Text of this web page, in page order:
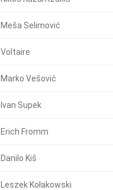
Meša Selimović
Voltaire
Marko Vešović
Ivan Supek
Erich Fromm
Danilo Kiš
Leszek Kołakowski